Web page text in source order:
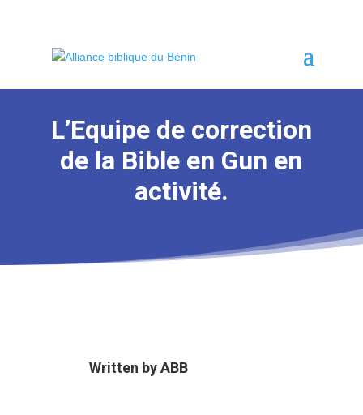
L’Equipe de correction
de la Bible en Gun en
activité.
Written byABB